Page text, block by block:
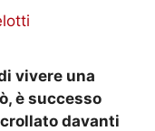
vivere una
è successo
davanti